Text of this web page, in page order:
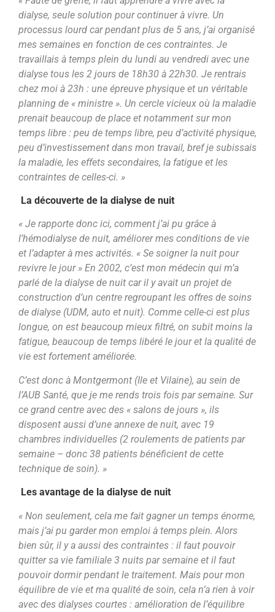
dialyse, seule solution pour continuer à vivre. Un
processus lourd car pendant plus de 5 ans, j’ai organisé
mes semaines en fonction de ces contraintes. Je
travaillais à temps plein du lundi au vendredi avec une
dialyse tous les 2 jours de 18h30 à 22h30. Je rentrais
chez moi à 23h : une épreuve physique et un véritable
planning de « ministre ». Un cercle vicieux où la maladie
prenait beaucoup de place et notamment sur mon
temps libre : peu de temps libre, peu d’activité physique,
peu d’investissement dans mon travail, bref je subissais
la maladie, les effets secondaires, la fatigue et les
contraintes de celles-ci. »
La découverte de la dialyse de nuit
« Je rapporte donc ici, comment j’ai pu grâce à
l’hémodialyse de nuit, améliorer mes conditions de vie
et l’adapter à mes activités. « Se soigner la nuit pour
revivre le jour » En 2002, c’est mon médecin qui m’a
parlé de la dialyse de nuit car il y avait un projet de
construction d’un centre regroupant les offres de soins
de dialyse (UDM, auto et nuit). Comme celle-ci est plus
longue, on est beaucoup mieux filtré, on subit moins la
fatigue, beaucoup de temps libéré le jour et la qualité de
vie est fortement améliorée.
C’est donc à Montgermont (Ile et Vilaine), au sein de
l’AUB Santé, que je me rends trois fois par semaine. Sur
ce grand centre avec des « salons de jours », ils
disposent aussi d’une annexe de nuit, avec 19
chambres individuelles (2 roulements de patients par
semaine – donc 38 patients bénéficient de cette
technique de soin). »
Les avantage de la dialyse de nuit
« Non seulement, cela me fait gagner un temps énorme,
mais j’ai pu garder mon emploi à temps plein. Alors
bien sûr, il y a aussi des contraintes : il faut pouvoir
quitter sa vie familiale 3 nuits par semaine et il faut
pouvoir dormir pendant le traitement. Mais pour mon
équilibre de vie et ma qualité de soin, cela n’a rien à voir
avec des dialyses courtes : amélioration de l’équilibre